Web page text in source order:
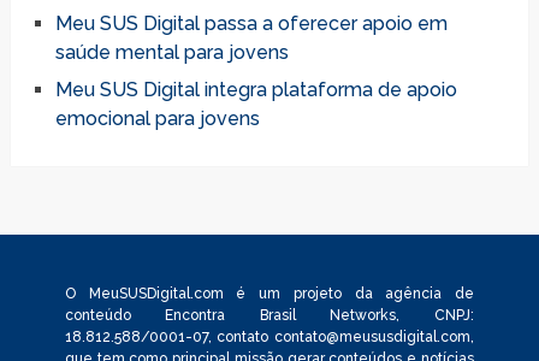
Meu SUS Digital passa a oferecer apoio em
saúde mental para jovens
Meu SUS Digital integra plataforma de apoio
emocional para jovens
O MeuSUSDigital.com é um projeto da agência de
conteúdo Encontra Brasil Networks, CNPJ:
18.812.588/0001-07, contato contato@meususdigital.com,